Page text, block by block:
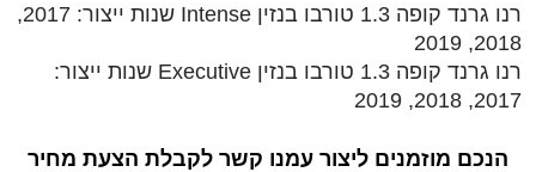
רנו גרנד קופה 1.3 טורבו בנזין Intense שנות ייצור: 2017,
2018, 2019
רנו גרנד קופה 1.3 טורבו בנזין Executive שנות ייצור:
2017, 2018, 2019
הנכם מוזמנים ליצור עמנו קשר לקבלת הצעת מחיר